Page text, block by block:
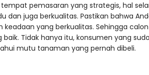
pemasaran yang strategis, hal
dan juga berkualitas. Pastikan bahwa
yang berkualitas. Sehingga
Tidak hanya itu, konsumen yang
mutu tanaman yang pernah dibeli.